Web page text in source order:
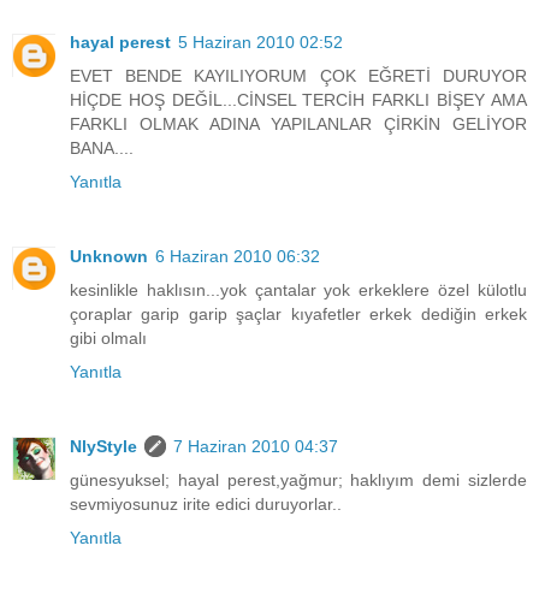
hayal perest 5 Haziran 2010 02:52
EVET BENDE KAYILIYORUM ÇOK EĞRETİ DURUYOR
HİÇDE HOŞ DEĞİL...CİNSEL TERCİH FARKLI BİŞEY AMA
FARKLI OLMAK ADINA YAPILANLAR ÇİRKİN GELİYOR
BANA....
Yanıtla
Unknown 6 Haziran 2010 06:32
kesinlikle haklısın...yok çantalar yok erkeklere özel külotlu
çoraplar garip garip şaçlar kıyafetler erkek dediğin erkek
gibi olmalı
Yanıtla
NlyStyle
7 Haziran 2010 04:37
günesyuksel; hayal perest,yağmur; haklıyım demi sizlerde
sevmiyosunuz irite edici duruyorlar..
Yanıtla